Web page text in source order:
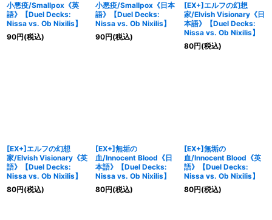
小悪疫/Smallpox《英
語》【Duel Decks:
Nissa vs. Ob Nixilis】
90円(税込)
小悪疫/Smallpox《日本
語》【Duel Decks:
Nissa vs. Ob Nixilis】
90円(税込)
[EX+]エルフの幻想
家/Elvish Visionary《日
本語》【Duel Decks:
Nissa vs. Ob Nixilis】
80円(税込)
[EX+]エルフの幻想
家/Elvish Visionary《英
語》【Duel Decks:
Nissa vs. Ob Nixilis】
80円(税込)
[EX+]無垢の
血/Innocent Blood《日
本語》【Duel Decks:
Nissa vs. Ob Nixilis】
80円(税込)
[EX+]無垢の
血/Innocent Blood《英
語》【Duel Decks:
Nissa vs. Ob Nixilis】
80円(税込)